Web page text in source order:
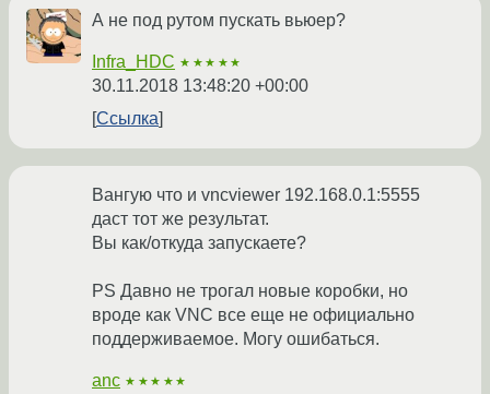
А не под рутом пускать вьюер?
Infra_HDC ★★★★★
30.11.2018 13:48:20 +00:00
Ссылка
Вангую что и vncviewer 192.168.0.1:5555
даст тот же результат.
Вы как/откуда запускаете?
PS Давно не трогал новые коробки, но
вроде как VNC все еще не официально
поддерживаемое. Могу ошибаться.
anc ★★★★★